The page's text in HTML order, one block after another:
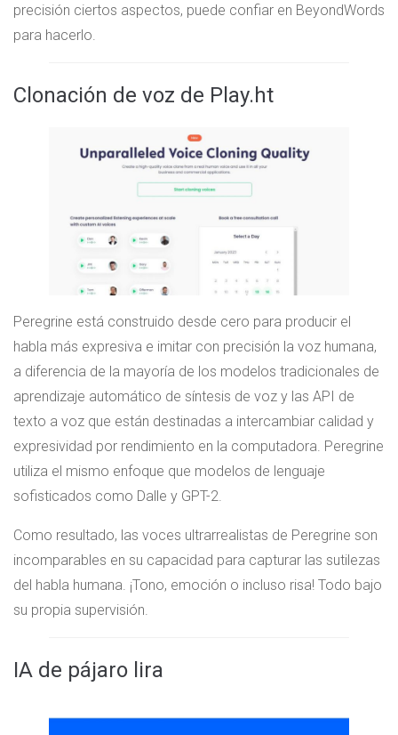
precisión ciertos aspectos, puede confiar en BeyondWords
para hacerlo.
Clonación de voz de Play.ht
Peregrine está construido desde cero para producir el
habla más expresiva e imitar con precisión la voz humana,
a diferencia de la mayoría de los modelos tradicionales de
aprendizaje automático de síntesis de voz y las API de
texto a voz que están destinadas a intercambiar calidad y
expresividad por rendimiento en la computadora. Peregrine
utiliza el mismo enfoque que modelos de lenguaje
sofisticados como Dalle y GPT-2.
Como resultado, las voces ultrarrealistas de Peregrine son
incomparables en su capacidad para capturar las sutilezas
del habla humana. ¡Tono, emoción o incluso risa! Todo bajo
su propia supervisión.
IA de pájaro lira